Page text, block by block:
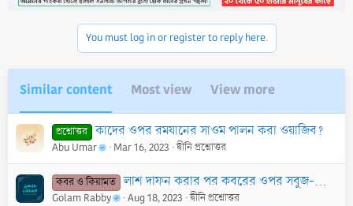
You must log in or register to reply here.
Similar content Most view View more
প্রশ্নোত্তর কাদের ওপর রমযানের সাওম পালন করা ওয়াজিব?
Abu Umar Mar 16, 2023 দ্বীনি প্রশ্নোত্তর
কবর ও কিয়ামত লাশ দাফন করার পর কবরের ওপর সবুজ-কাচা ডাল পুঁতে দেওয়া কি ঠিক? এতে কী কবরের আযাব বন্ধ থাকে?
Golam Rabby Aug 18, 2023 দ্বীনি প্রশ্নোত্তর